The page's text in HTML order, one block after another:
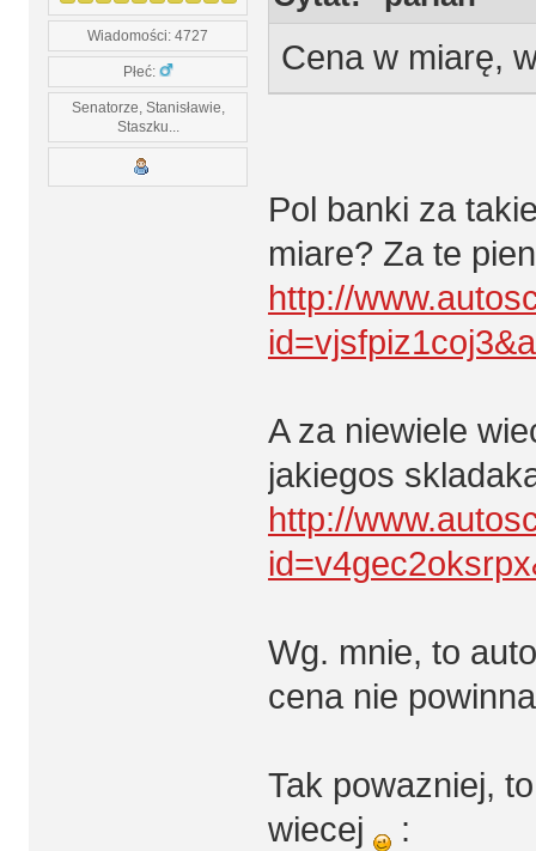
Wiadomości: 4727
Płeć:
Senatorze, Stanisławie,
Staszku...
Cena w miarę,
Pol banki za
miare? Za te
http://
A za niewiele
jakiegos
http://
Wg. mnie, to
cena nie
Tak powazniej,
wiecej
: